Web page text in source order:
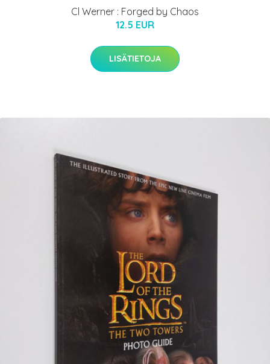
Cl Werner : Forged by Chaos
12.5 EUR
LISÄTIETOJA